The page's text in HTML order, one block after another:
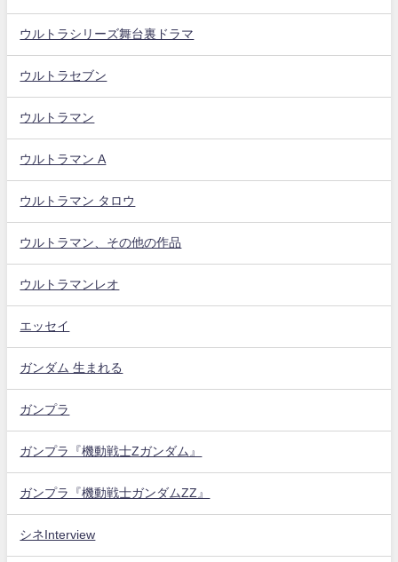
ウルトラシリーズ舞台裏ドラマ
ウルトラセブン
ウルトラマン
ウルトラマン A
ウルトラマン タロウ
ウルトラマン、その他の作品
ウルトラマンレオ
エッセイ
ガンダム 生まれる
ガンプラ
ガンプラ『機動戦士Zガンダム』
ガンプラ『機動戦士ガンダムZZ』
シネInterview